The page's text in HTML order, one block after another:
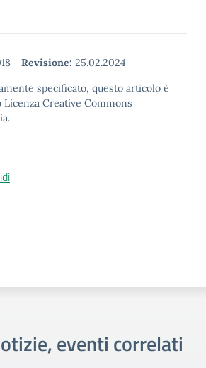
- Revisione: 25.02.2024
specificato, questo articolo è
Creative Commons
eventi correlati